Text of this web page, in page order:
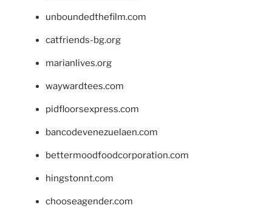
unboundedthefilm.com
catfriends-bg.org
marianlives.org
waywardtees.com
pidfloorsexpress.com
bancodevenezuelaen.com
bettermoodfoodcorporation.com
hingstonnt.com
chooseagender.com